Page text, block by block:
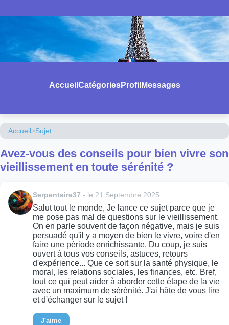
Accueil CatégoriesProfil Messages
Accueil>Sujet
Avez-vous des conseils pour bien vivre son
vieillissement en toute sérénité ?
Serpentaire37 - le 21 Septembre 2025
Salut tout le monde, Je lance ce sujet parce que je
me pose pas mal de questions sur le vieillissement.
On en parle souvent de façon négative, mais je suis
persuadé qu'il y a moyen de bien le vivre, voire d'en
faire une période enrichissante. Du coup, je suis
ouvert à tous vos conseils, astuces, retours
d'expérience... Que ce soit sur la santé physique, le
moral, les relations sociales, les finances, etc. Bref,
tout ce qui peut aider à aborder cette étape de la vie
avec un maximum de sérénité. J'ai hâte de vous lire
et d'échanger sur le sujet !
J'aime